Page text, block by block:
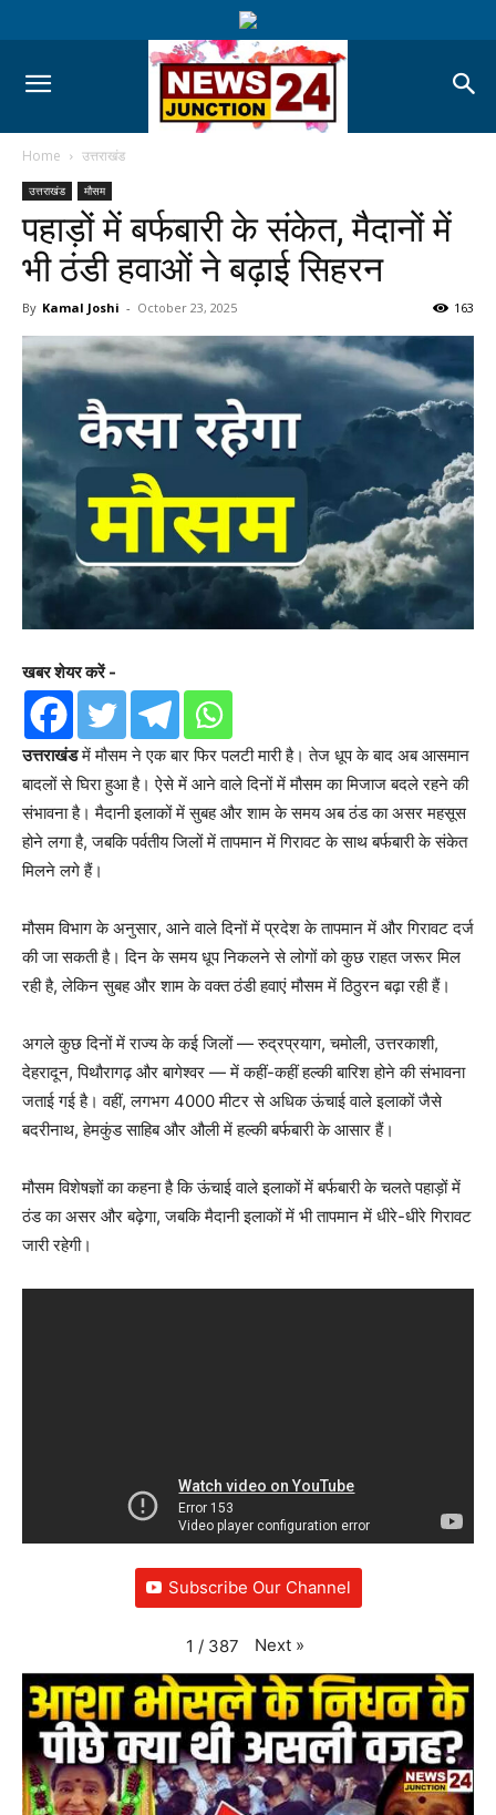
Home उत्तराखंड
उत्तराखंड मौसम
पहाड़ों में बर्फबारी के संकेत, मैदानों में
भी ठंडी हवाओं ने बढ़ाई सिहरन
By Kamal Joshi - October 23, 2025 163
खबर शेयर करें -
उत्तराखंडमें मौसम ने एक बार फिर पलटी मारी है। तेज धूप के बाद अब आसमान
बादलों से घिरा हुआ है। ऐसे में आने वाले दिनों में मौसम का मिजाज बदले रहने की
संभावना है। मैदानी इलाकों में सुबह और शाम के समय अब ठंड का असर महसूस
होने लगा है, जबकि पर्वतीय जिलों में तापमान में गिरावट के साथ बर्फबारी के संकेत
मिलने लगे हैं।
मौसम विभाग के अनुसार, आने वाले दिनों में प्रदेश के तापमान में और गिरावट दर्ज
की जा सकती है। दिन के समय धूप निकलने से लोगों को कुछ राहत जरूर मिल
रही है, लेकिन सुबह और शाम के वक्त ठंडी हवाएं मौसम में ठिठुरन बढ़ा रही हैं।
अगले कुछ दिनों में राज्य के कई जिलों — रुद्रप्रयाग, चमोली, उत्तरकाशी,
देहरादून, पिथौरागढ़ और बागेश्वर — में कहीं-कहीं हल्की बारिश होने की संभावना
जताई गई है। वहीं, लगभग 4000 मीटर से अधिक ऊंचाई वाले इलाकों जैसे
बदरीनाथ, हेमकुंड साहिब और औली में हल्की बर्फबारी के आसार हैं।
मौसम विशेषज्ञों का कहना है कि ऊंचाई वाले इलाकों में बर्फबारी के चलते पहाड़ों में
ठंड का असर और बढ़ेगा, जबकि मैदानी इलाकों में भी तापमान में धीरे-धीरे गिरावट
जारी रहेगी।
Subscribe Our Channel
1 / 387 Next »